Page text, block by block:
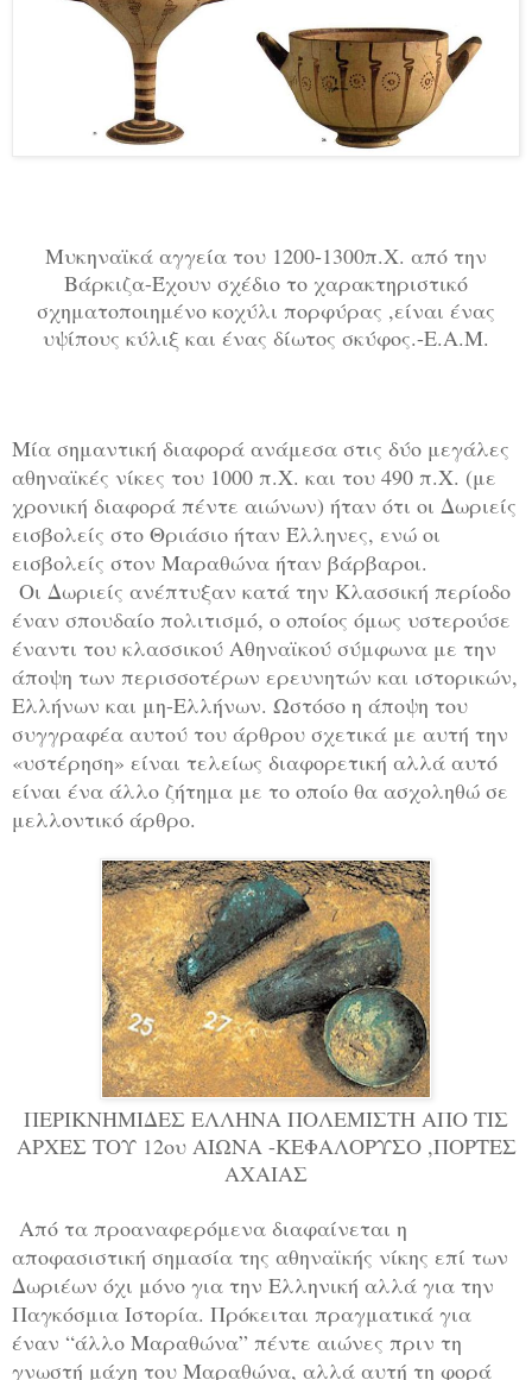
Μυκηναϊκά αγγεία του 1200-1300π.Χ. από την
Βάρκιζα-Έχουν σχέδιο το χαρακτηριστικό
σχηματοποιημένο κοχύλι πορφύρας ,είναι ένας
υψίπους κύλιξ και ένας δίωτος σκύφος.-Ε.Α.Μ.
Μία σημαντική διαφορά ανάμεσα στις δύο μεγάλες
αθηναϊκές νίκες του 1000 π.Χ. και του 490 π.Χ. (με
χρονική διαφορά πέντε αιώνων) ήταν ότι οι Δωριείς
εισβολείς στο Θριάσιο ήταν Έλληνες, ενώ οι
εισβολείς στον Μαραθώνα ήταν βάρβαροι.
Οι Δωριείς ανέπτυξαν κατά την Κλασσική περίοδο
έναν σπουδαίο πολιτισμό, ο οποίος όμως υστερούσε
έναντι του κλασσικού Αθηναϊκού σύμφωνα με την
άποψη των περισσοτέρων ερευνητών και ιστορικών,
Ελλήνων και μη-Ελλήνων. Ωστόσο η άποψη του
συγγραφέα αυτού του άρθρου σχετικά με αυτή την
«υστέρηση» είναι τελείως διαφορετική αλλά αυτό
είναι ένα άλλο ζήτημα με το οποίο θα ασχοληθώ σε
μελλοντικό άρθρο.
ΠΕΡΙΚΝΗΜΙΔΕΣ ΕΛΛΗΝΑ ΠΟΛΕΜΙΣΤΗ ΑΠΟ ΤΙΣ
ΑΡΧΕΣ ΤΟΥ 12ου ΑΙΩΝΑ -ΚΕΦΑΛΟΡΥΣΟ ,ΠΟΡΤΕΣ
ΑΧΑΙΑΣ
Από τα προαναφερόμενα διαφαίνεται η
αποφασιστική σημασία της αθηναϊκής νίκης επί των
Δωριέων όχι μόνο για την Ελληνική αλλά για την
Παγκόσμια Ιστορία. Πρόκειται πραγματικά για
έναν “άλλο Μαραθώνα” πέντε αιώνες πριν τη
γνωστή μάχη του Μαραθώνα, αλλά αυτή τη φορά